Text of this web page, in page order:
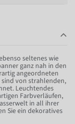
seltenes wie
ganz nah in den
angeordneten
von strahlenden,
Leuchtendes
Farbverläufen,
in all ihrer
Sie ein dekoratives